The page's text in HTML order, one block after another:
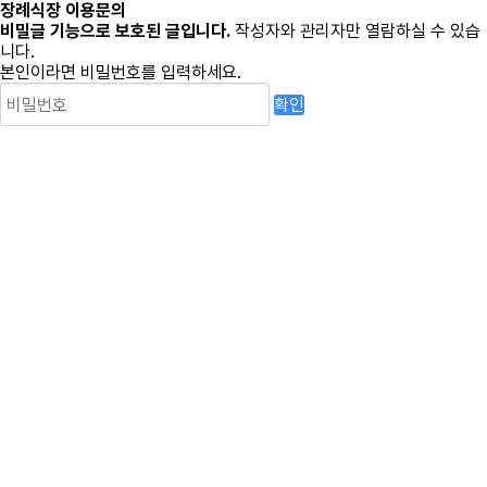
장례식장 이용문의
비밀글 기능으로 보호된 글입니다. 작성자와 관리자만 열람하실 수 있습
니다.
본인이라면 비밀번호를 입력하세요.